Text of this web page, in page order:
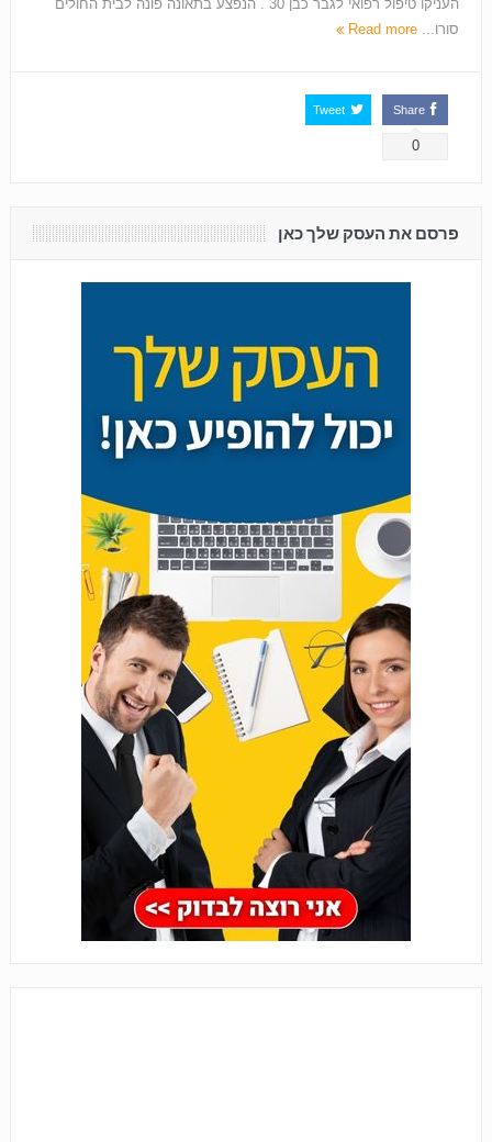
העניקו טיפול רפואי לגבר כבן 30 . הנפצע בתאונה פונה לבית החולים
סורו... Read more
Share
0
Tweet
פרסם את העסק שלך כאן